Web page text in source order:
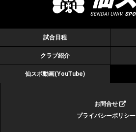
試合日程
クラブ紹介
仙スポ動画(YouTube)
お問合せ
プライバシーポリシー